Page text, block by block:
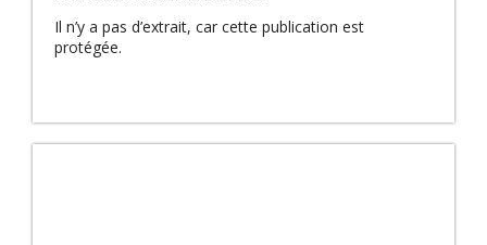
Il n’y a pas d’extrait, car cette publication est
protégée.